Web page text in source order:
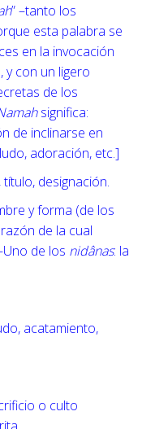
” –tanto los
esta palabra se
en la invocación
y con un ligero
de los
significa:
de inclinarse en
adoración, etc.]
designación.
y forma (de los
de la cual
de los nidânas: la
acatamiento,
o culto